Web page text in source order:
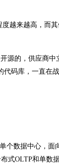
度越来越高，而
源的，供应商中
码库，一直在
个数据中心，面
式OLTP和单数